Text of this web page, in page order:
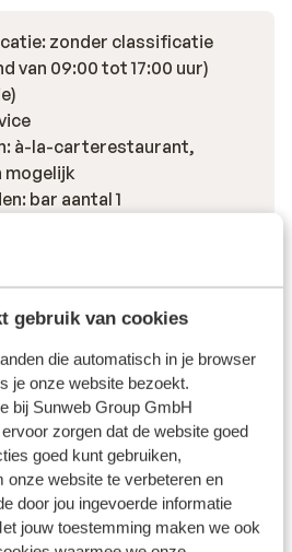
gebruik van cookies
die automatisch in je browser
je onze website bezoekt.
bij Sunweb Group GmbH
zorgen dat de website goed
goed kunt gebruiken,
website te verbeteren en
door jou ingevoerde informatie
jouw toestemming maken we ook
zonder classificatie
van 09:00 tot 17:00 uur)
à-la-carterestaurant,
mogelijk
bar aantal 1
weten